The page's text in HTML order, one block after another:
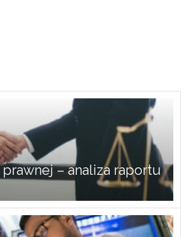
– analiza raportu